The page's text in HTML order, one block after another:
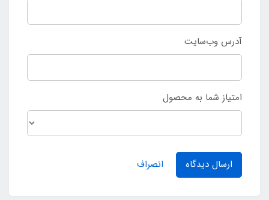
آدرس وب‌سایت
امتیاز شما به محصول
ارسال دیدگاه انصراف